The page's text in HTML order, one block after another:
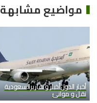
مواضيع مشابهة
أخبار الدولأخبار وتقاريرالسعودية
نقل و موانئ